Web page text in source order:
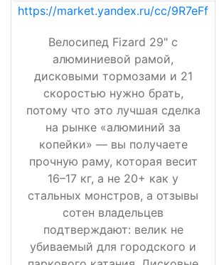
https://market.yandex.ru/cc/9R7eFf
Велосипед Fizard 29" с
алюминиевой рамой,
дисковыми тормозами и 21
скоростью нужно брать,
потому что это лучшая сделка
на рынке «алюминий за
копейки» — вы получаете
прочную раму, которая весит
16–17 кг, а не 20+ как у
стальных монстров, а отзывы
сотен владельцев
подтверждают: велик не
убиваемый для городского и